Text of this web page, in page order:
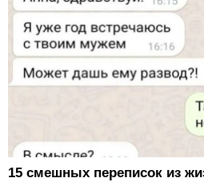
15 смешных переписок из